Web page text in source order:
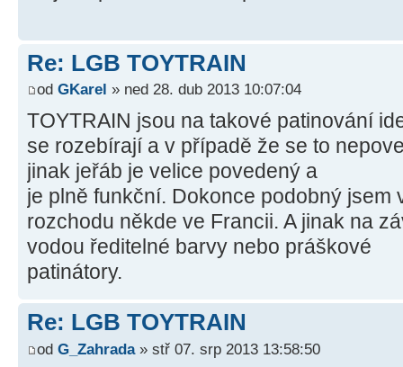
Re: LGB TOYTRAIN
od GKarel » ned 28. dub 2013 10:07:04
TOYTRAIN jsou na takové patinování
se rozebírají a v případě že se to
jinak jeřáb je velice povedený a
je plně funkční. Dokonce podobný jsem
rozchodu někde ve Francii. A jinak na
vodou ředitelné barvy nebo práškové
patinátory.
Re: LGB TOYTRAIN
od G_Zahrada» stř 07. srp 2013 13:58:50